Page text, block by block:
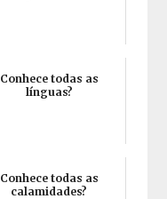
Conhece todas as
línguas?
Conhece todas as
calamidades?